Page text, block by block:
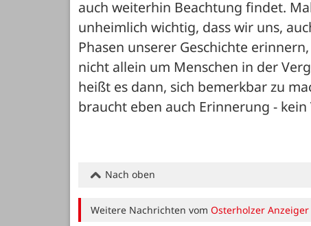
auch weiterhin Beachtung findet.
unheimlich wichtig, dass wir uns,
Phasen unserer Geschichte
nicht allein um Menschen in der
heißt es dann, sich bemerkbar zu
braucht eben auch Erinnerung - kein
Nach oben
Weitere Nachrichten vomOsterholzer Anzeiger